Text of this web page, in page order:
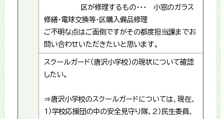
区が修理するもの・・・ 小窓のガラス
修繕・電球交換等・区購入備品修理
ご不明な点はご面倒ですがその都度担当課までお
問い合わせいただきたいと思います。
スクールガード（唐沢小学校）の現状について確認
したい。
⇒唐沢小学校のスクールガードについては、現在、
1）学校応援団の中の安全見守り隊、2）民生委員、